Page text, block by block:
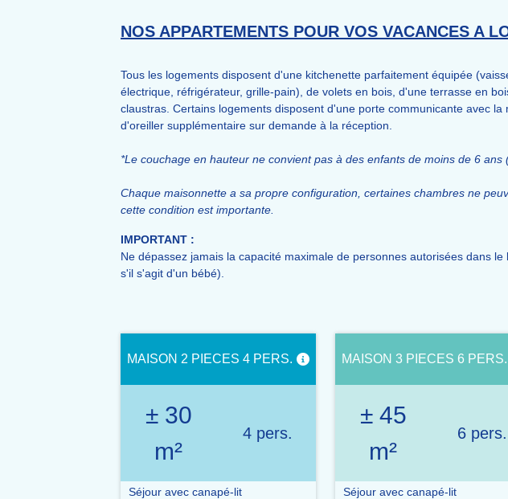
NOS APPARTEMENTS POUR VOS VACANCES A
Tous les logements disposent d'une kitchenette parfaitement équipée
électrique, réfrigérateur, grille-pain), de volets en bois, d'une terrasse en
claustras. Certains logements disposent d'une porte communicante avec
d'oreiller supplémentaire sur demande à la réception.
*Le couchage en hauteur ne convient pas à des enfants de moins de 6 ans
Chaque maisonnette a sa propre configuration, certaines chambres ne
cette condition est importante.
IMPORTANT :
Ne dépassez jamais la capacité maximale de personnes autorisées dans
s'il s'agit d'un bébé).
MAISON 2 PIECES 4 PERS.
± 30
m²
4 pers.
Séjour avec canapé-lit
MAISON 3 PIECES 6 PERS.
± 45
m²
6 pers.
Séjour avec canapé-lit